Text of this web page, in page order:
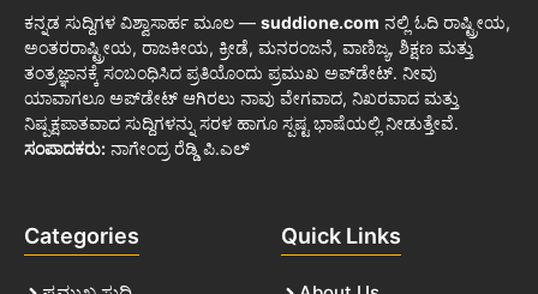
ಕನ್ನಡ ಸುದ್ದಿಗಳ ವಿಶ್ವಾಸಾರ್ಹ ಮೂಲ — suddione.com ನಲ್ಲಿ ಓದಿ ರಾಷ್ಟ್ರೀಯ,
ಅಂತರರಾಷ್ಟ್ರೀಯ, ರಾಜಕೀಯ, ಕ್ರೀಡೆ, ಮನರಂಜನೆ, ವಾಣಿಜ್ಯ, ಶಿಕ್ಷಣ ಮತ್ತು
ತಂತ್ರಜ್ಞಾನಕ್ಕೆ ಸಂಬಂಧಿಸಿದ ಪ್ರತಿಯೊಂದು ಪ್ರಮುಖ ಅಪ್‌ಡೇಟ್. ನೀವು
ಯಾವಾಗಲೂ ಅಪ್‌ಡೇಟ್ ಆಗಿರಲು ನಾವು ವೇಗವಾದ, ನಿಖರವಾದ ಮತ್ತು
ನಿಷ್ಪಕ್ಷಪಾತವಾದ ಸುದ್ದಿಗಳನ್ನು ಸರಳ ಹಾಗೂ ಸ್ಪಷ್ಟ ಭಾಷೆಯಲ್ಲಿ ನೀಡುತ್ತೇವೆ.
ಸಂಪಾದಕರು: ನಾಗೇಂದ್ರ ರೆಡ್ಡಿ ಪಿ.ಎಲ್
Categories Quick Links